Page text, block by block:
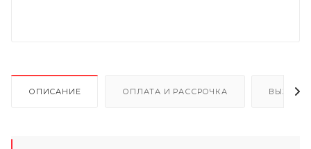
ОПИСАНИЕ ОПЛАТА И РАССРОЧКА ВЫЗОВ